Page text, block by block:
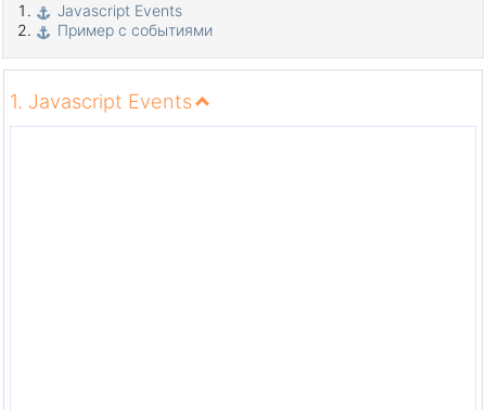
Javascript Events
Пример с событиями
1. Javascript Events